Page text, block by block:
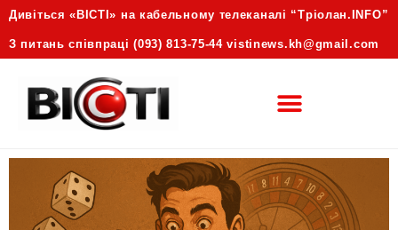
Дивіться «ВІСТІ» на кабельному телеканалі “Трiолан.INFO”
З питань співпраці (093) 813-75-44 vistinews.kh@gmail.com